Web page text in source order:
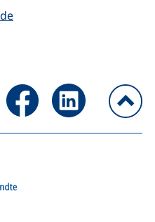
(öffnet Ihr E-Mail-
Seite über Facebook teilen
Seite über